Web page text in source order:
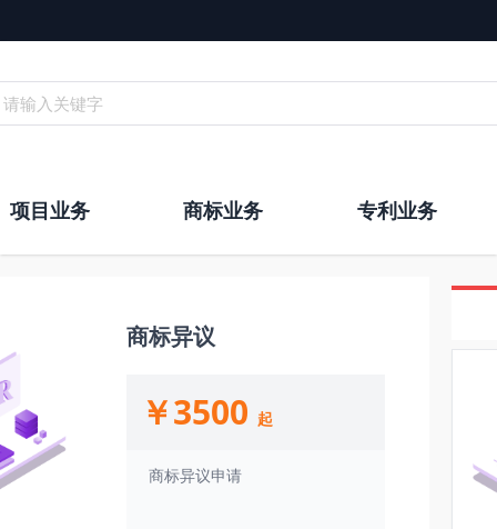
请输入关键字
项目业务 商标业务 专利业务
商标异议
￥3500 起
商标异议申请